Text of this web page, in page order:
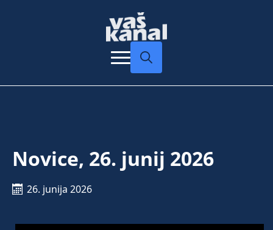
Novice, 26. junij 2026
26. junija 2026